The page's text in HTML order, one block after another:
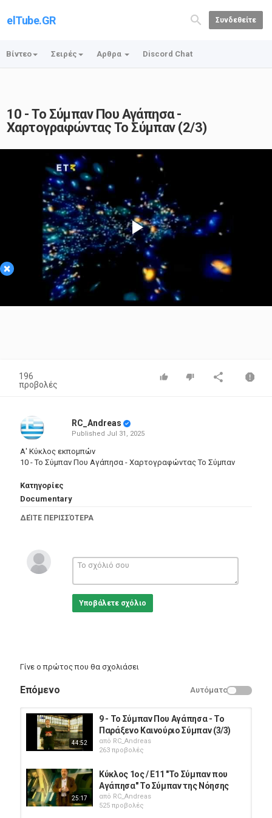
elTube.GR Συνδεθείτε
Βίντεο Σειρές Αρθρα Discord Chat
10 - Το Σύμπαν Που Αγάπησα -
Χαρτογραφώντας Το Σύμπαν (2/3)
×
Play
Video
196
προβολές
RC_Andreas
Published Jul 31, 2025
Α' Κύκλος εκπομπών
10 - Το Σύμπαν Που Αγάπησα - Χαρτογραφώντας Το Σύμπαν
Κατηγορίες
Documentary
Ετικέτες
ΔΕΊΤΕ ΠΕΡΙΣΣΌΤΕΡΑ
Υποβάλετε σχόλιο
Γίνε ο πρώτος που θα σχολιάσει
Επόμενο Αυτόματο
44:52
9 - Το Σύμπαν Που Αγάπησα - Το
Παράξενο Καινούριο Σύμπαν (3/3)
από RC_Andreas
263 προβολές
25:17
Κύκλος 1ος / Ε11 "Το Σύμπαν που
Αγάπησα" Το Σύμπαν της Νόησης
από RC_Andreas
525 προβολές